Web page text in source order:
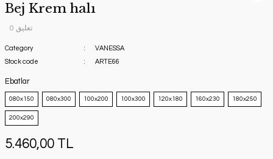
Bej Krem halı
0 تعليق
Category
VANESSA
Stock code
ARTE66
Ebatlar
080x150 080x300 100x200 100x300 120x180 160x230 180x250
200x290
5.460,00 TL